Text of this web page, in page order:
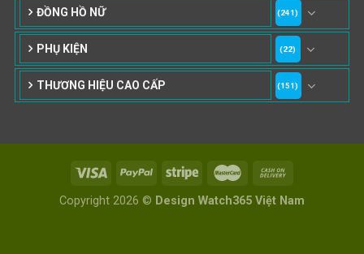
ĐỒNG HỒ NỮ (241)
PHỤ KIỆN (22)
THƯƠNG HIỆU CAO CẤP (151)
Copyright 2026 © Design Watch365 Việt Nam